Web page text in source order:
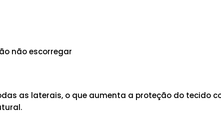
não escorregar
as laterais, o que aumenta a proteção do tecido